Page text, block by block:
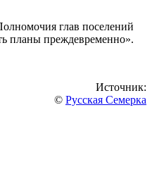
глав поселений
планы преждевременно».
Источник:
© Русская Семерка